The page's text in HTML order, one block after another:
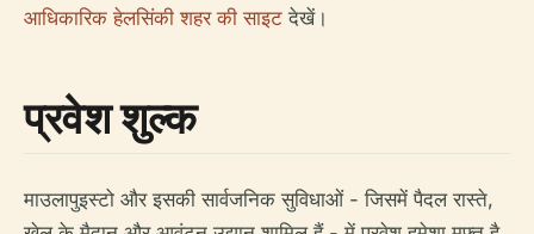
आधिकारिक हेलसिंकी शहर की साइट देखें।
प्रवेश शुल्क
माउलापुइस्टो और इसकी सार्वजनिक सुविधाओं - जिसमें पैदल रास्ते,